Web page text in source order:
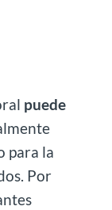
puede
para la
Por